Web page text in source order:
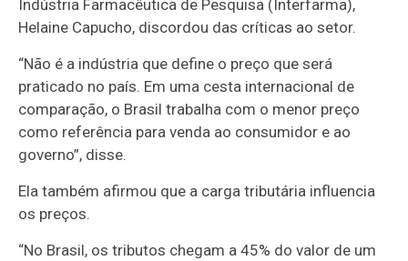
Indústria Farmacêutica de Pesquisa (Interfarma),
Helaine Capucho, discordou das críticas ao setor.
“Não é a indústria que define o preço que será
praticado no país. Em uma cesta internacional de
comparação, o Brasil trabalha com o menor preço
como referência para venda ao consumidor e ao
governo”, disse.
Ela também afirmou que a carga tributária influencia
os preços.
“No Brasil, os tributos chegam a 45% do valor de um